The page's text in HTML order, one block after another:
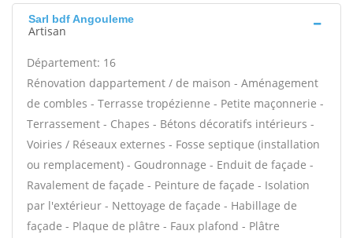
Sarl bdf Angouleme
Artisan
Département: 16
Rénovation dappartement / de maison - Aménagement
de combles - Terrasse tropézienne - Petite maçonnerie -
Terrassement - Chapes - Bétons décoratifs intérieurs -
Voiries / Réseaux externes - Fosse septique (installation
ou remplacement) - Goudronnage - Enduit de façade -
Ravalement de façade - Peinture de façade - Isolation
par l'extérieur - Nettoyage de façade - Habillage de
façade - Plaque de plâtre - Faux plafond - Plâtre